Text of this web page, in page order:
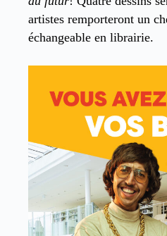
artistes remporteront un
échangeable en librairie.